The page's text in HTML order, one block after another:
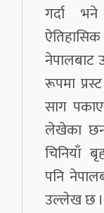
गर्दा भने
नेपालबाट
रूपमा
साग
लेखेका
चिनियाँ
पनि
उल्लेख छ ।